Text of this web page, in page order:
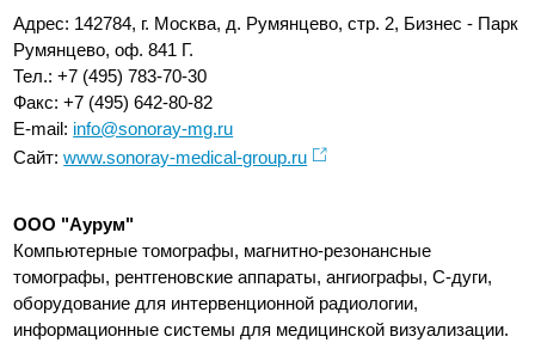
Адрес: 142784, г. Москва, д. Румянцево, стр. 2, Бизнес - Парк
Румянцево, оф. 841 Г.
Тел.: +7 (495) 783-70-30
Факс: +7 (495) 642-80-82
E-mail: info@sonoray-mg.ru
Сайт:www.sonoray-medical-group.ru
ООО "Аурум"
Компьютерные томографы, магнитно-резонансные
томографы, рентгеновские аппараты, ангиографы, С-дуги,
оборудование для интервенционной радиологии,
информационные системы для медицинской визуализации.